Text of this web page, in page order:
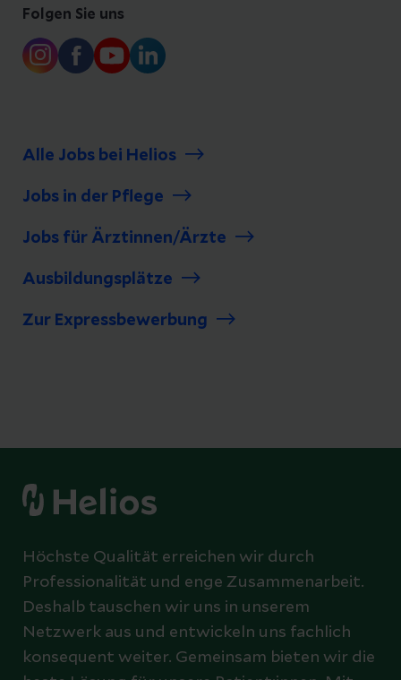
Folgen Sie uns
Alle Jobs bei Helios
Jobs in der Pflege
Jobs für Ärztinnen/Ärzte
Ausbildungsplätze
Zur Expressbewerbung
Höchste Qualität erreichen wir durch
Professionalität und enge Zusammenarbeit.
Deshalb tauschen wir uns in unserem
Netzwerk aus und entwickeln uns fachlich
konsequent weiter. Gemeinsam bieten wir die